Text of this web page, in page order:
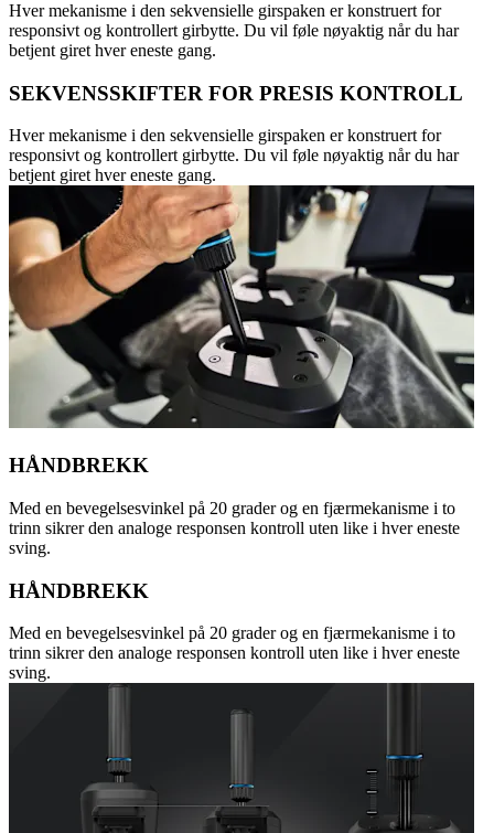
Hver mekanisme i den sekvensielle girspaken er konstruert for
responsivt og kontrollert girbytte. Du vil føle nøyaktig når du har
betjent giret hver eneste gang.
SEKVENSSKIFTER FOR PRESIS KONTROLL
Hver mekanisme i den sekvensielle girspaken er konstruert for
responsivt og kontrollert girbytte. Du vil føle nøyaktig når du har
betjent giret hver eneste gang.
HÅNDBREKK
Med en bevegelsesvinkel på 20 grader og en fjærmekanisme i to
trinn sikrer den analoge responsen kontroll uten like i hver eneste
sving.
HÅNDBREKK
Med en bevegelsesvinkel på 20 grader og en fjærmekanisme i to
trinn sikrer den analoge responsen kontroll uten like i hver eneste
sving.